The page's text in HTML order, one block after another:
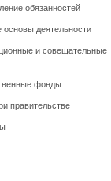
обязанностей
основы деятельности
и совещательные
фонды
правительстве